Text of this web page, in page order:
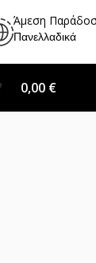
Άμεση
Πανελλαδικά
0,00 €